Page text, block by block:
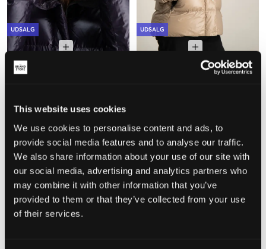
This website uses cookies
We use cookies to personalise content and ads, to
provide social media features and to analyse our traffic.
We also share information about your use of our site with
our social media, advertising and analytics partners who
may combine it with other information that you’ve
provided to them or that they’ve collected from your use
of their services.
UDSALG
8848 Altitude
UDSALG